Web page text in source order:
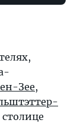
Зее,
столице